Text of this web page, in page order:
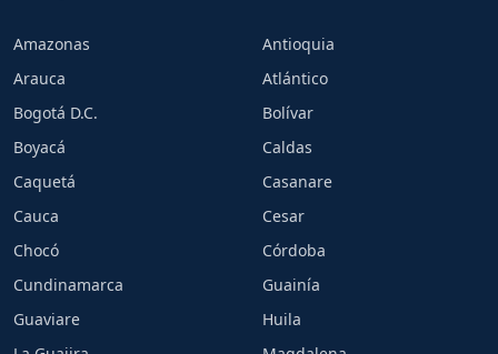
Amazonas
Antioquia
Arauca
Atlántico
Bogotá D.C.
Bolívar
Boyacá
Caldas
Caquetá
Casanare
Cauca
Cesar
Chocó
Córdoba
Cundinamarca
Guainía
Guaviare
Huila